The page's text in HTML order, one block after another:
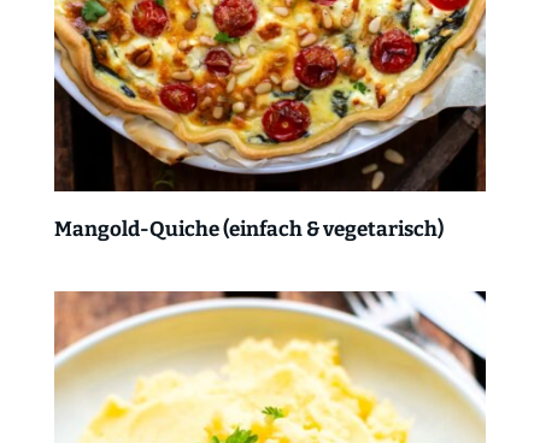
Mangold-Quiche (einfach & vegetarisch)